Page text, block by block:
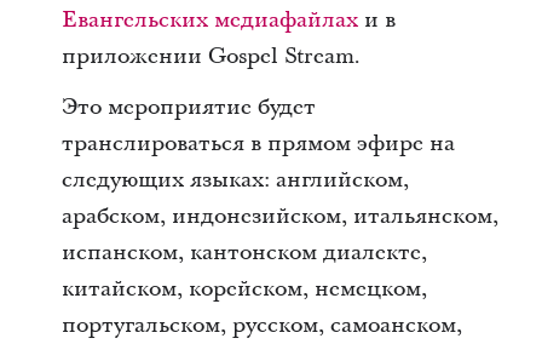
Евангельских медиафайлахи в
приложении Gospel Stream.
Это мероприятие будет
транслироваться в прямом эфире на
следующих языках: английском,
арабском, индонезийском, итальянском,
испанском, кантонском диалекте,
китайском, корейском, немецком,
португальском, русском, самоанском,